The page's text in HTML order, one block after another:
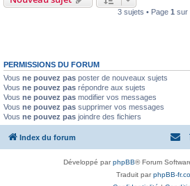
3 sujets • Page 1 sur
PERMISSIONS DU FORUM
Vous ne pouvez pas poster de nouveaux sujets
Vous ne pouvez pas répondre aux sujets
Vous ne pouvez pas modifier vos messages
Vous ne pouvez pas supprimer vos messages
Vous ne pouvez pas joindre des fichiers
Index du forum
Développé parphpBB® Forum
Traduit parphpBB-